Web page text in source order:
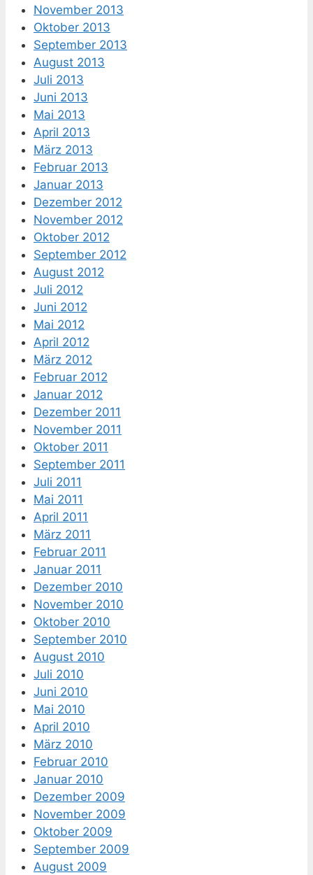
November 2013
Oktober 2013
September 2013
August 2013
Juli 2013
Juni 2013
Mai 2013
April 2013
März 2013
Februar 2013
Januar 2013
Dezember 2012
November 2012
Oktober 2012
September 2012
August 2012
Juli 2012
Juni 2012
Mai 2012
April 2012
März 2012
Februar 2012
Januar 2012
Dezember 2011
November 2011
Oktober 2011
September 2011
Juli 2011
Mai 2011
April 2011
März 2011
Februar 2011
Januar 2011
Dezember 2010
November 2010
Oktober 2010
September 2010
August 2010
Juli 2010
Juni 2010
Mai 2010
April 2010
März 2010
Februar 2010
Januar 2010
Dezember 2009
November 2009
Oktober 2009
September 2009
August 2009